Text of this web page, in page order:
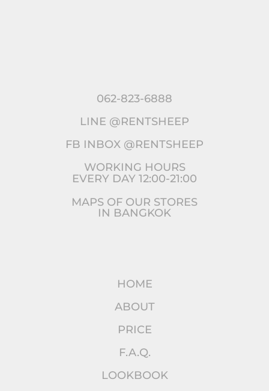
062-823-6888
LINE @RENTSHEEP
FB INBOX @RENTSHEEP
WORKING HOURS
EVERY DAY 12:00-21:00
MAPS OF OUR STORES
IN BANGKOK
HOME
ABOUT
PRICE
F.A.Q.
LOOKBOOK